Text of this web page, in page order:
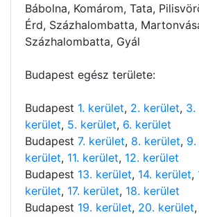
Bábolna, Komárom, Tata,
Érd, Százhalombatta,
Százhalombatta, Gyál
Budapest egész területe:
Budapest 1. kerület, 2. kerület, 3.
kerület, 5. kerület, 6. kerület
Budapest 7. kerület, 8. kerület,
kerület, 11. kerület, 12. kerület
Budapest 13. kerület, 14. kerület,
kerület, 17. kerület, 18. kerület
Budapest 19. kerület, 20. kerület,